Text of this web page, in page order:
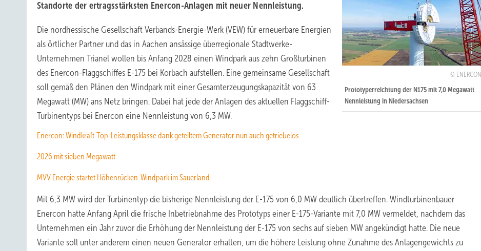
ENERCON
Prototyperreichtung der N175 mit 7,0 Megawatt
Nennleistung in Niedersachsen
Standorte der ertragsstärksten Enercon-Anlagen mit neuer Nennleistung.
Die nordhessische Gesellschaft Verbands-Energie-Werk (VEW) für erneuerbare Energien
als örtlicher Partner und das in Aachen ansässige überregionale Stadtwerke-
Unternehmen Trianel wollen bis Anfang 2028 einen Windpark aus zehn Großturbinen
des Enercon-Flaggschiffes E-175 bei Korbach aufstellen. Eine gemeinsame Gesellschaft
soll gemäß den Plänen den Windpark mit einer Gesamterzeugungskapazität von 63
Megawatt (MW) ans Netz bringen. Dabei hat jede der Anlagen des aktuellen Flaggschiff-
Turbinentyps bei Enercon eine Nennleistung von 6,3 MW.
Enercon: Windkraft-Top-Leistungsklasse dank geteiltem Generator nun auch getriebelos
2026 mit sieben Megawatt
MVV Energie startet Höhenrücken-Windpark im Sauerland
Mit 6,3 MW wird der Turbinentyp die bisherige Nennleistung der E-175 von 6,0 MW deutlich übertreffen. Windturbinenbauer
Enercon hatte Anfang April die frische Inbetriebnahme des Prototyps einer E-175-Variante mit 7,0 MW vermeldet, nachdem das
Unternehmen ein Jahr zuvor die Erhöhung der Nennleistung der E-175 von sechs auf sieben MW angekündigt hatte. Die neue
Variante soll unter anderem einen neuen Generator erhalten, um die höhere Leistung ohne Zunahme des Anlagengewichts zu